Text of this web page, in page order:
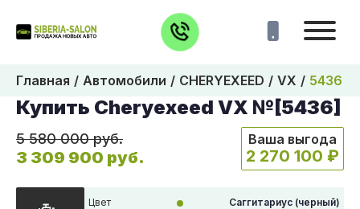
Главная Автомобили CHERYEXEED VX 5436
Купить Cheryexeed VX №[5436]
5 580 000 руб.
3 309 900 руб.
Ваша выгода
2 270 100 ₽
Цвет Саггитариус (черный)